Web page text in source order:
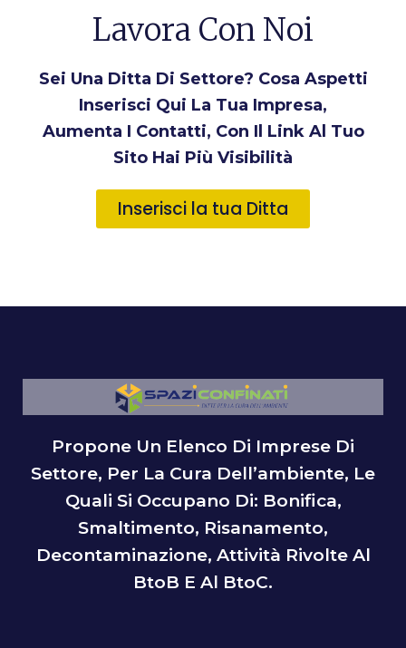
Lavora Con Noi
Sei Una Ditta Di Settore? Cosa Aspetti
Inserisci Qui La Tua Impresa,
Aumenta I Contatti, Con Il Link Al Tuo
Sito Hai Più Visibilità
Inserisci la tua Ditta
Propone Un Elenco Di Imprese Di
Settore, Per La Cura Dell’ambiente, Le
Quali Si Occupano Di: Bonifica,
Smaltimento, Risanamento,
Decontaminazione, Attività Rivolte Al
BtoB E Al BtoC.